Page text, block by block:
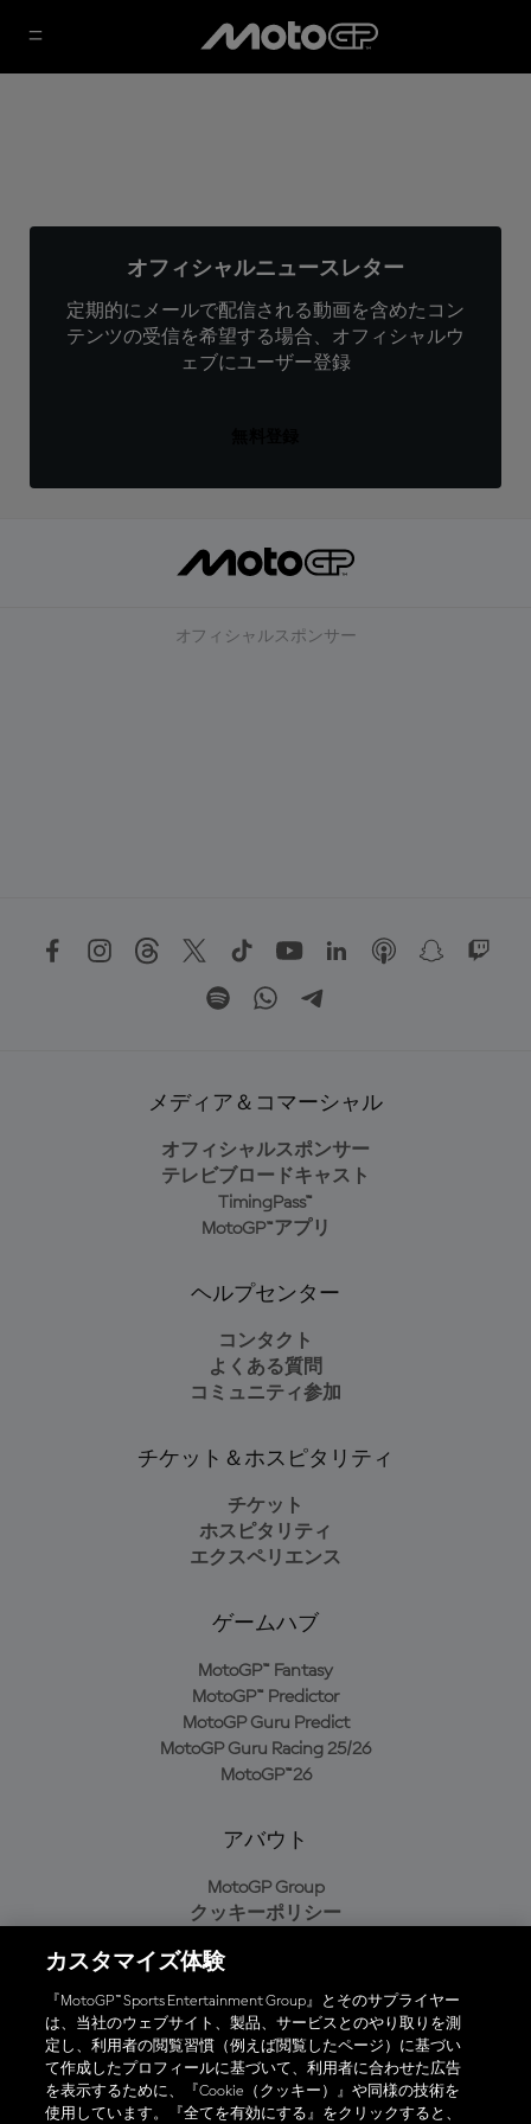
オフィシャルニュースレター
定期的にメールで配信される動画を含めたコン
テンツの受信を希望する場合、オフィシャルウ
ェブにユーザー登録
オフィシャルスポンサー
メディア＆コマーシャル
オフィシャルスポンサー
テレビブロードキャスト
TimingPass™
MotoGP™アプリ
ヘルプセンター
コンタクト
よくある質問
コミュニティ参加
チケット＆ホスピタリティ
チケット
ホスピタリティ
エクスペリエンス
ゲームハブ
MotoGP™ Fantasy
MotoGP™ Predictor
MotoGP Guru Predict
MotoGP Guru Racing 25/26
MotoGP™26
アバウト
MotoGP Group
クッキーポリシー
プライバシーポリシー
購入ポリシー
オフィシャルアプリ
カスタマイズ体験
『MotoGP™ Sports Entertainment Group』とそのサプライヤー
は、当社のウェブサイト、製品、サービスとのやり取りを測
定し、利用者の閲覧習慣（例えば閲覧したページ）に基づい
て作成したプロフィールに基づいて、利用者に合わせた広告
を表示するために、『Cookie（クッキー）』や同様の技術を
使用しています。『全てを有効にする』をクリックすると、